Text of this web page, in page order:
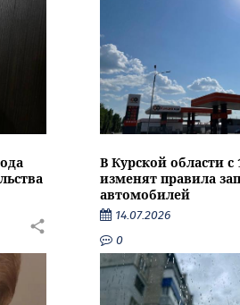
В Курской области
изменят правила
автомобилей
14.07.2026
0